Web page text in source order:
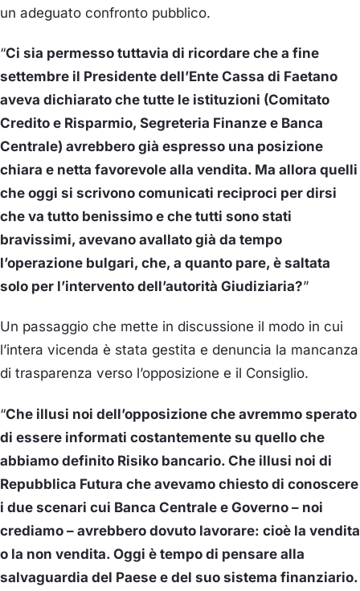
un adeguato confronto pubblico.
“Ci sia permesso tuttavia di ricordare che a fine
settembre il Presidente dell’Ente Cassa di Faetano
aveva dichiarato che tutte le istituzioni (Comitato
Credito e Risparmio, Segreteria Finanze e Banca
Centrale) avrebbero già espresso una posizione
chiara e netta favorevole alla vendita. Ma allora quelli
che oggi si scrivono comunicati reciproci per dirsi
che va tutto benissimo e che tutti sono stati
bravissimi, avevano avallato già da tempo
l’operazione bulgari, che, a quanto pare, è saltata
solo per l’intervento dell’autorità Giudiziaria?”
Un passaggio che mette in discussione il modo in cui
l’intera vicenda è stata gestita e denuncia la mancanza
di trasparenza verso l’opposizione e il Consiglio.
“Che illusi noi dell’opposizione che avremmo sperato
di essere informati costantemente su quello che
abbiamo definito Risiko bancario. Che illusi noi di
Repubblica Futura che avevamo chiesto di conoscere
i due scenari cui Banca Centrale e Governo – noi
crediamo – avrebbero dovuto lavorare: cioè la vendita
o la non vendita. Oggi è tempo di pensare alla
salvaguardia del Paese e del suo sistema finanziario.